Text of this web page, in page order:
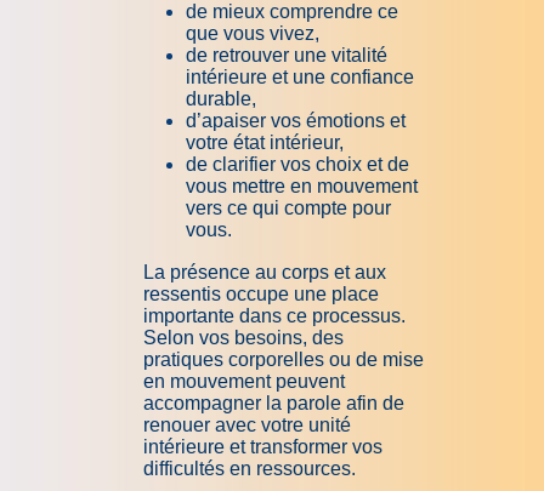
de mieux comprendre ce
que vous vivez,
de retrouver une vitalité
intérieure et une confiance
durable,
d’apaiser vos émotions et
votre état intérieur,
de clarifier vos choix et de
vous mettre en mouvement
vers ce qui compte pour
vous.
La présence au corps et aux
ressentis occupe une place
importante dans ce processus.
Selon vos besoins, des
pratiques corporelles ou de mise
en mouvement peuvent
accompagner la parole afin de
renouer avec votre unité
intérieure et transformer vos
difficultés en ressources.